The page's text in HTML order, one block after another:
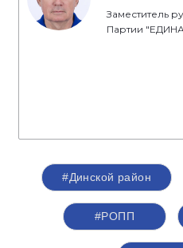
Заместитель
Партии
#Динской район
#РОПП